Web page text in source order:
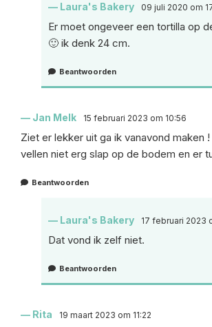
Laura's Bakery 09 juli 2020 om
Er moet ongeveer een tortilla op
🙂 ik denk 24 cm.
Beantwoorden
Jan Melk 15 februari 2023 om 10:56
Ziet er lekker uit ga ik vanavond maken
vellen niet erg slap op de bodem en er
Beantwoorden
Laura's Bakery 17 februari 2023
Dat vond ik zelf niet.
Beantwoorden
Rita 19 maart 2023 om 11:22